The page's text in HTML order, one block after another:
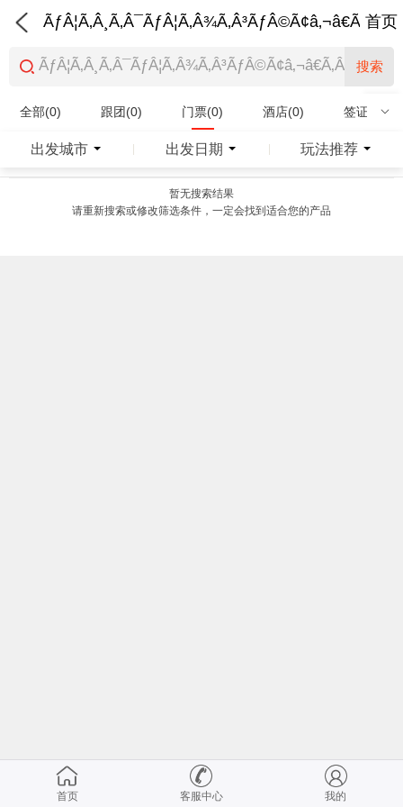
首页
搜索
全部(0) 跟团(0) 门票(0) 酒店(0) 签证(0)
特产商品(0)
出发城市 出发日期 玩法推荐
暂无搜索结果
请重新搜索或修改筛选条件，一定会找到适合您的产品
首页 客服中心 我的